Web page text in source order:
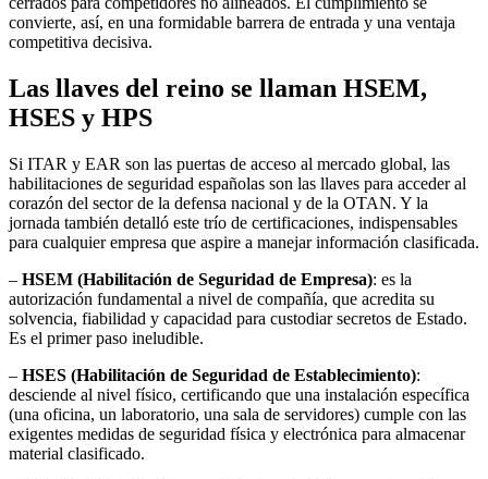
convierte, así, en una formidable barrera de entrada y una ventaja
competitiva decisiva.
Las llaves del reino se llaman HSEM,
HSES y HPS
Si ITAR y EAR son las puertas de acceso al mercado global, las
habilitaciones de seguridad españolas son las llaves para acceder al
corazón del sector de la defensa nacional y de la OTAN. Y la
jornada también detalló este trío de certificaciones, indispensables
para cualquier empresa que aspire a manejar información clasificada.
– HSEM (Habilitación de Seguridad de Empresa): es la
autorización fundamental a nivel de compañía, que acredita su
solvencia, fiabilidad y capacidad para custodiar secretos de Estado.
Es el primer paso ineludible.
– HSES (Habilitación de Seguridad de Establecimiento):
desciende al nivel físico, certificando que una instalación específica
(una oficina, un laboratorio, una sala de servidores) cumple con las
exigentes medidas de seguridad física y electrónica para almacenar
material clasificado.